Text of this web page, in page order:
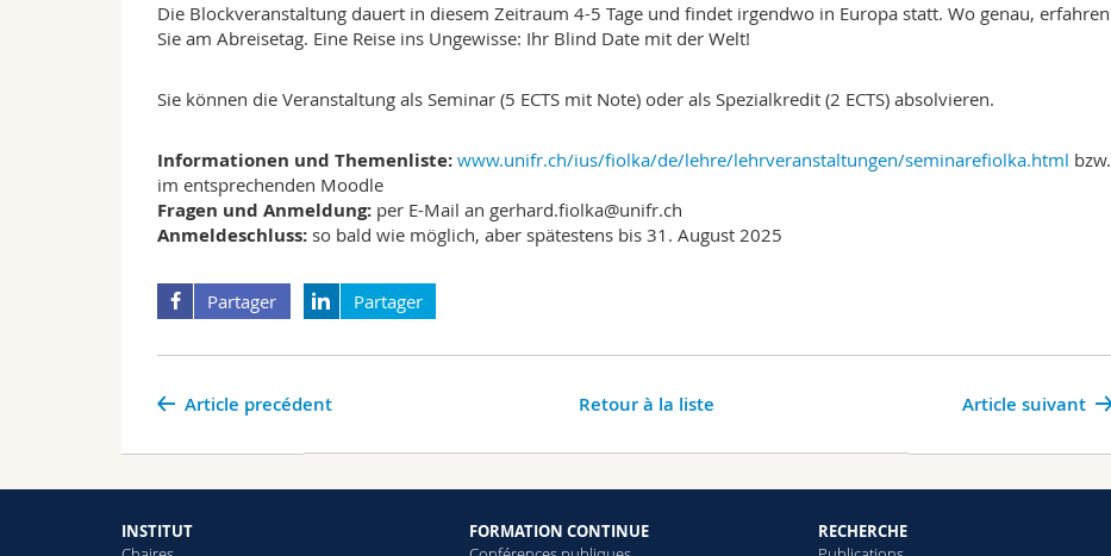
Die Blockveranstaltung dauert in diesem Zeitraum 4-5 Tage und findet irgendwo in Europa statt. Wo genau, erfahren
Sie am Abreisetag. Eine Reise ins Ungewisse: Ihr Blind Date mit der Welt!
Sie können die Veranstaltung als Seminar (5 ECTS mit Note) oder als Spezialkredit (2 ECTS) absolvieren.
Informationen und Themenliste: www.unifr.ch/ius/fiolka/de/lehre/lehrveranstaltungen/seminarefiolka.html bzw.
im entsprechenden Moodle
Fragen und Anmeldung: per E-Mail an gerhard.fiolka@unifr.ch
Anmeldeschluss: so bald wie möglich, aber spätestens bis 31. August 2025
Partager Partager
Article suivant
Article precédent Retour à la liste
INSTITUT
FORMATION CONTINUE
RECHERCHE